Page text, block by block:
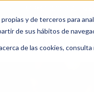
y de terceros para
de sus hábitos de
de las cookies,